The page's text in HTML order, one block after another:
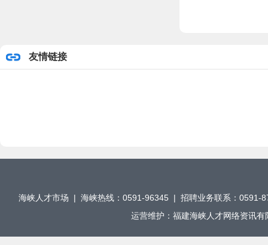
友情链接
海峡人才市场 | 海峡热线：0591-96345 | 招聘业务联系：
运营维护：福建海峡人才网络资讯